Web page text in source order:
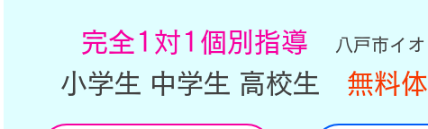
​完全1対1個別指導 八戸市イ
小学生 中学生 高校生 無料